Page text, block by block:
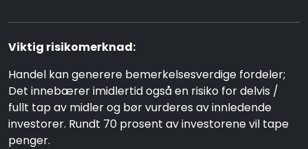
Viktig risikomerknad:
Handel kan generere bemerkelsesverdige fordeler;
Det innebærer imidlertid også en risiko for delvis /
fullt tap av midler og bør vurderes av innledende
investorer. Rundt 70 prosent av investorene vil tape
penger.